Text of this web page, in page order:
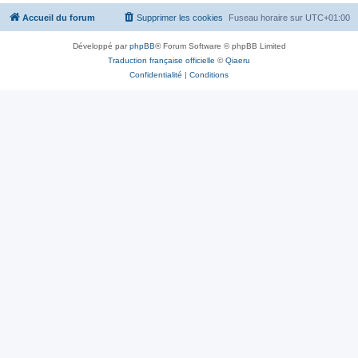
Accueil du forum Fuseau horaire sur UTC+01:00
Supprimer les cookies
Développé parphpBB® Forum Software © phpBB Limited
Traduction française officielle ©Qiaeru
Confidentialité | Conditions